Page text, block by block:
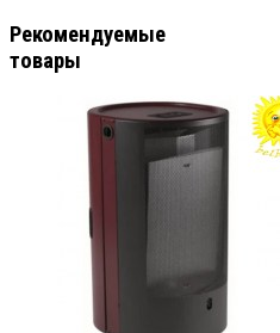
Рекомендуемые
товары